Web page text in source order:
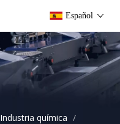
Español
Industria química /